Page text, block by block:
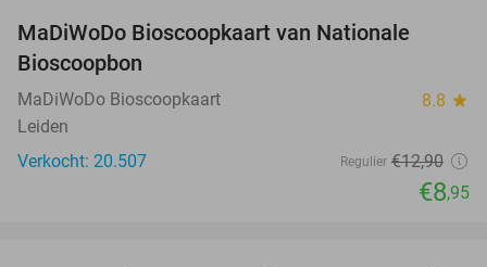
MaDiWoDo Bioscoopkaart van Nationale
Bioscoopbon
MaDiWoDo Bioscoopkaart 8.8 star
Leiden
Verkocht: 20.507
Regulier €12,90
€8,95